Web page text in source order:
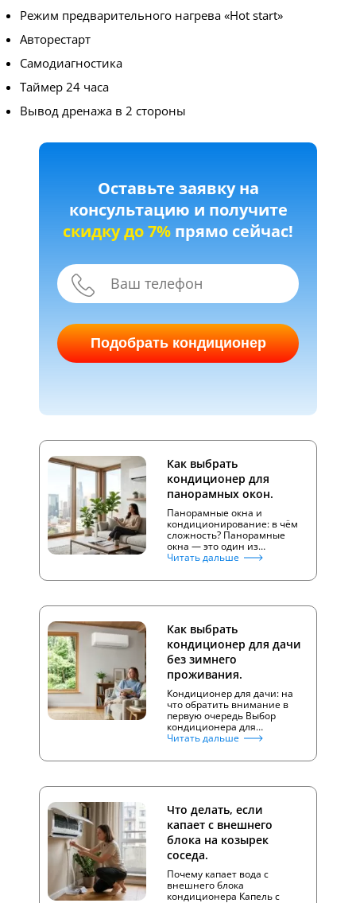
Режим предварительного нагрева «Hot start»
Авторестарт
Самодиагностика
Таймер 24 часа
Вывод дренажа в 2 стороны
Оставьте заявку на
консультацию и получите
скидку до 7% прямо сейчас!
Подобрать кондиционер
Как выбрать
кондиционер для
панорамных окон.
Панорамные окна и
кондиционирование: в чём
сложность? Панорамные
окна — это один из…
Читать дальше
Как выбрать
кондиционер для дачи
без зимнего
проживания.
Кондиционер для дачи: на
что обратить внимание в
первую очередь Выбор
кондиционера для…
Читать дальше
Что делать, если
капает с внешнего
блока на козырек
соседа.
Почему капает вода с
внешнего блока
кондиционера Капель с